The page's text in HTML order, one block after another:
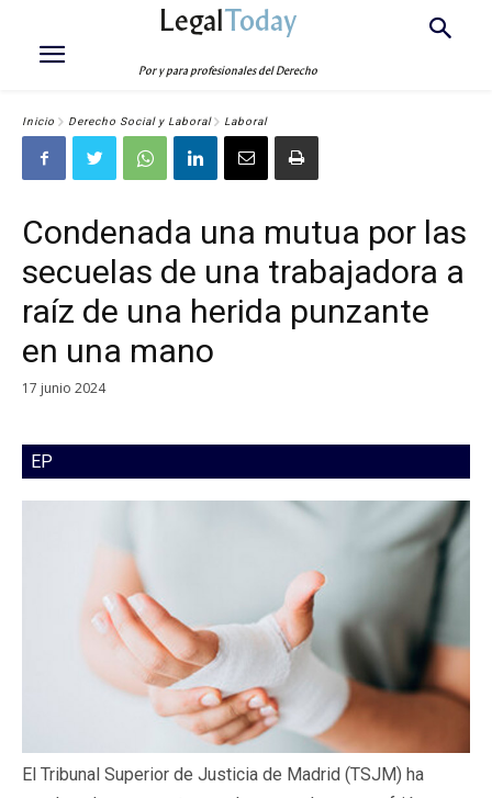
LegalToday
Por y para profesionales del Derecho
Inicio Derecho Social y Laboral Laboral
Condenada una mutua por las
secuelas de una trabajadora a
raíz de una herida punzante
en una mano
17 junio 2024
EP
El Tribunal Superior de Justicia de Madrid (TSJM) ha